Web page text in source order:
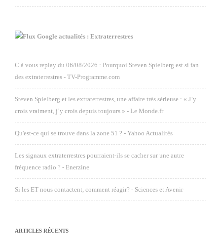
Google actualités : Extraterrestres
C à vous replay du 06/08/2026 : Pourquoi Steven Spielberg est si fan
des extraterrestres - TV-Programme.com
Steven Spielberg et les extraterrestres, une affaire très sérieuse : « J’y
crois vraiment, j’y crois depuis toujours » - Le Monde.fr
Qu'est-ce qui se trouve dans la zone 51 ? - Yahoo Actualités
Les signaux extraterrestres pourraient-ils se cacher sur une autre
fréquence radio ? - Enerzine
Si les ET nous contactent, comment réagir? - Sciences et Avenir
ARTICLES RÉCENTS